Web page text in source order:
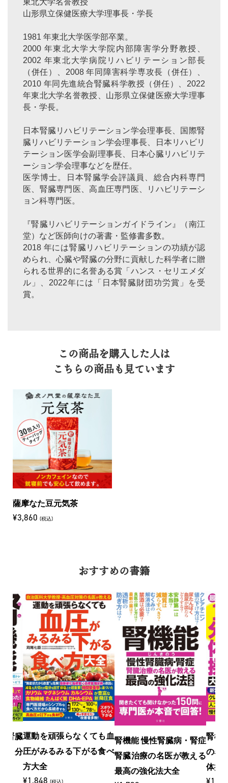
山形県立保健医療大学理事長・学長
1981 年東北大学医学部卒業。
2000 年東北大学大学院内部障害学分野教授、
2002 年東北大学病院リハビリテーション部長
（併任）、2008 年同障害科学専攻長（併任）、
2010 年同先進統合腎臓科学教授（併任）、2022
年東北大学名誉教授、山形県立保健医療大学理事
長・学長。
日本腎臓リハビリテーション学会理事長、国際腎
臓リハビリテーション学会理事長、日本リハビリ
テーション医学会副理事長、日本心臓リハビリテ
ーション学会理事などを歴任。
医学博士。日本腎臓学会評議員、総合内科専門
医、腎臓専門医、高血圧専門医、リハビリテーシ
ョン科専門医。
『腎臓リハビリテーションガイドライン』（南江
堂）など医師向けの著書・監修書多数。
2018 年には腎臓リハビリテーションの功績が認
められ、心臓や腎臓の分野に貢献した科学者に贈
られる世界的に名誉ある賞「ハンス・セリエメダ
ル」、2022年には「日本腎臓財団功労賞」を受
賞。
この商品を購入した人は
こちらの商品も見ています
薩摩なた豆元気茶
¥3,860 (税込)
おすすめの書籍
腎臓
１分
運動を頑張らなくても血
圧がみるみる下がる食べ
方大全
¥1,848
腎機能 慢性腎臓病・腎症
腎臓治療の名医が教える
最高の強化法大全
腎機
の名
体操